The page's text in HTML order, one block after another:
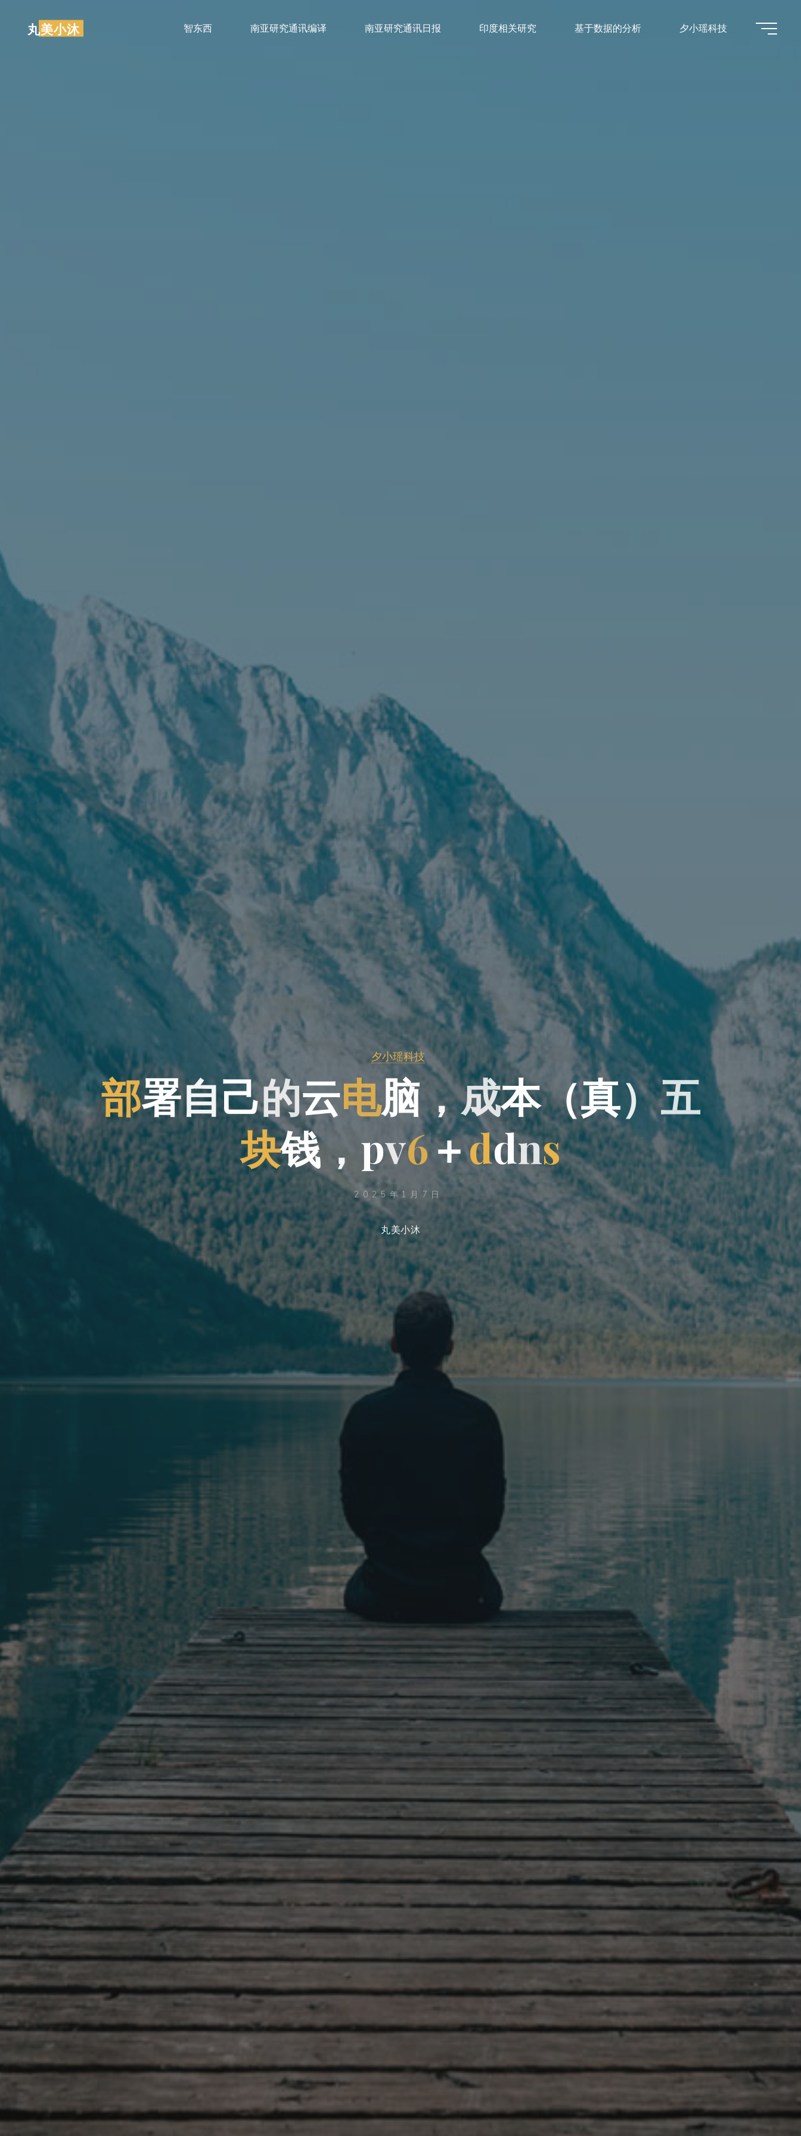
丸美小沐 智东西 南亚研究通讯编译 南亚研究通讯日报 印度相关研究 基于数据的分析 夕小瑶科技
夕小瑶科技
部署自己的云电脑，成本（真）五
块钱， pv6＋ddns
2025年1月7日
丸美小沐